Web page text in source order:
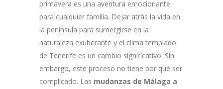
primavera es una aventura emocionante
para cualquier familia. Dejar atrás la vida en
la península para sumergirse en la
naturaleza exuberante y el clima templado
de Tenerife es un cambio significativo. Sin
embargo, este proceso no tiene por qué ser
complicado. Las mudanzas de Málaga a